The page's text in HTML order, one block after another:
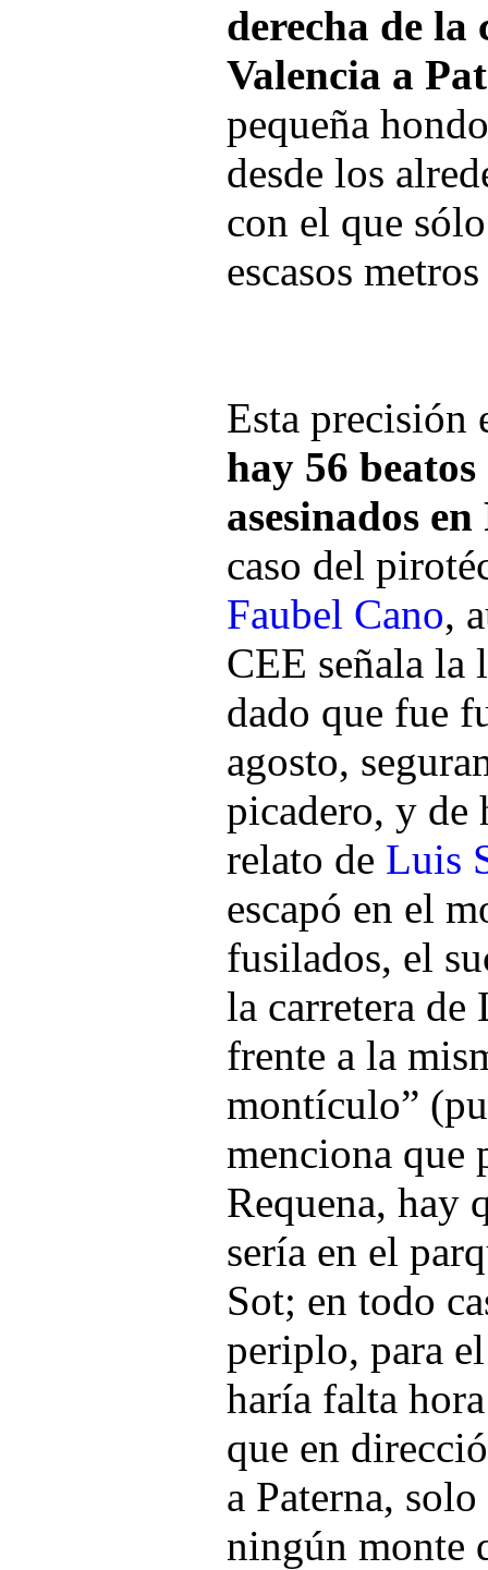
derecha de la
Valencia a
pequeña
desde los
con el que
escasos
Esta precisión
hay 56
asesinados
caso del
Faubel Cano,
CEE señala la
dado que fue
agosto,
picadero, y de
relato de Luis
escapó en el
fusilados, el
la carretera de
frente a la
montículo”
menciona que
Requena, hay
sería en el
Sot; en todo
periplo, para
haría falta
que en
a Paterna,
ningún monte